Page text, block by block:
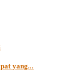
yang...